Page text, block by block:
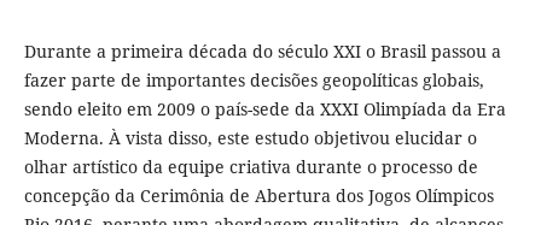
Durante a primeira década do século XXI o Brasil passou a
fazer parte de importantes decisões geopolíticas globais,
sendo eleito em 2009 o país-sede da XXXI Olimpíada da Era
Moderna. À vista disso, este estudo objetivou elucidar o
olhar artístico da equipe criativa durante o processo de
concepção da Cerimônia de Abertura dos Jogos Olímpicos